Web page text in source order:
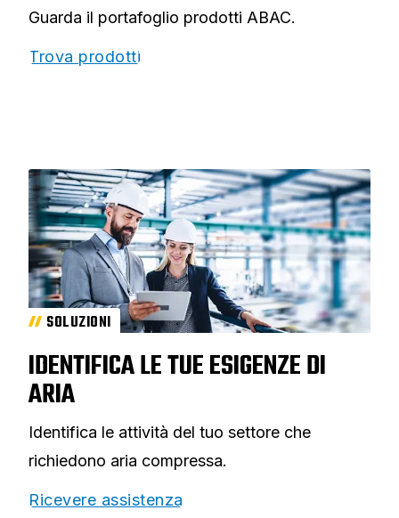
Guarda il portafoglio prodotti ABAC.
Trova prodotti
SOLUZIONI
IDENTIFICA LE TUE ESIGENZE DI
ARIA
Identifica le attività del tuo settore che
richiedono aria compressa.
Ricevere assistenza